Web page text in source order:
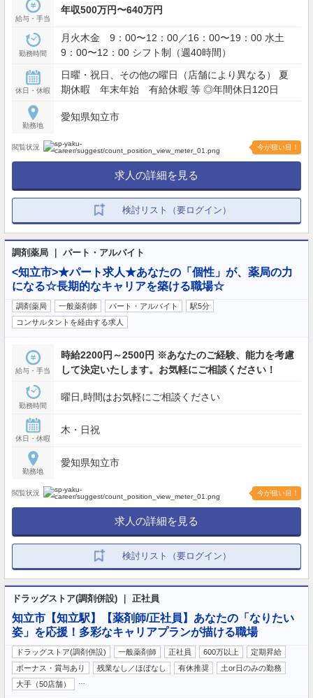
給与・手当
年収500万円〜640万円
勤務時間
月火木金 9：00〜12：00／16：00〜19：00 水土
9：00〜12：00 シフト制（週40時間）
休日・休暇
日曜・祝日、その他の曜日（店舗により異なる） 夏
期休暇 年末年始 有給休暇 等 ◎年間休日120日
勤務地
愛知県知立市
閲覧状況 今が狙い目！
求人の詳細を見る
検討リスト（要ログイン）
調剤薬局 ｜ パート・アルバイト
<知立市>★パート求人★あなたの「個性」が、薬局の力
になる☆長期的なキャリアを築ける職場☆
調剤薬局 一般薬剤師 パート・アルバイト
駅5分
コンサルタントを経由する求人
給与・手当
時給2200円～2500円 ※あなたのご経験、能力を考慮
して決定いたします。お気軽にご相談ください！
勤務時間
曜日,時間はお気軽にご相談ください
休日・休暇
木・日祝
勤務地
愛知県知立市
閲覧状況 今が狙い目！
求人の詳細を見る
検討リスト（要ログイン）
ドラッグストア(調剤併設) ｜ 正社員
知立市【知立駅】【薬剤師/正社員】あなたの「なりたい
姿」を応援！多彩なキャリアプランが描ける職場
ドラッグストア(調剤併設) 一般薬剤師 正社員 600万以上
定期昇給
ボーナス・賞与あり
残業なし／ほぼなし 有休推奨
土or日のみの勤務
大手（50店舗）